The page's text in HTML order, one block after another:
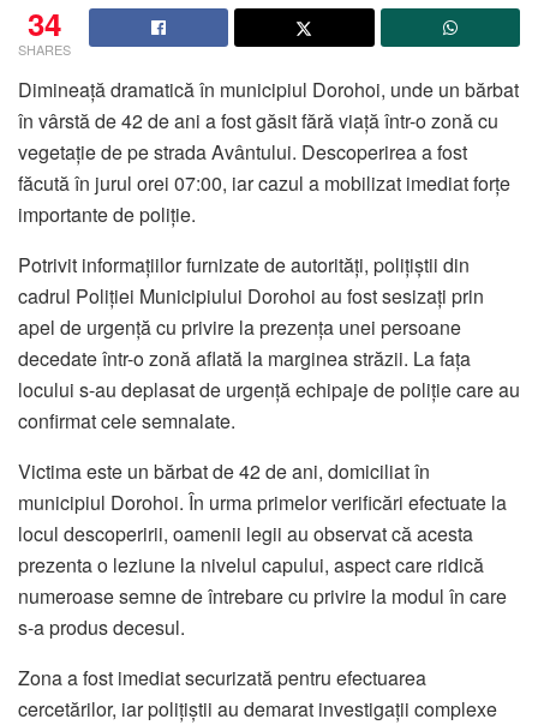
34
SHARES
Dimineață dramatică în municipiul Dorohoi, unde un bărbat
în vârstă de 42 de ani a fost găsit fără viață într-o zonă cu
vegetație de pe strada Avântului. Descoperirea a fost
făcută în jurul orei 07:00, iar cazul a mobilizat imediat forțe
importante de poliție.
Potrivit informațiilor furnizate de autorități, polițiștii din
cadrul Poliției Municipiului Dorohoi au fost sesizați prin
apel de urgență cu privire la prezența unei persoane
decedate într-o zonă aflată la marginea străzii. La fața
locului s-au deplasat de urgență echipaje de poliție care au
confirmat cele semnalate.
Victima este un bărbat de 42 de ani, domiciliat în
municipiul Dorohoi. În urma primelor verificări efectuate la
locul descoperirii, oamenii legii au observat că acesta
prezenta o leziune la nivelul capului, aspect care ridică
numeroase semne de întrebare cu privire la modul în care
s-a produs decesul.
Zona a fost imediat securizată pentru efectuarea
cercetărilor, iar polițiștii au demarat investigații complexe